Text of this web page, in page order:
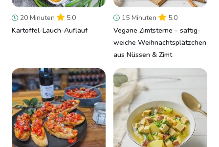
20 Minuten
5.0
Kartoffel-Lauch-Auflauf
15 Minuten
5.0
Vegane Zimtsterne – saftig-
weiche Weihnachtsplätzchen
aus Nüssen & Zimt